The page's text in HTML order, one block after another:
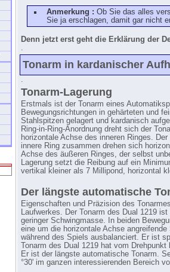
Anmerkung : Ob Sie das alles
Sie ja erschlagen, damit gar nicht
Denn jetzt erst geht die Erklärung der
.
Tonarm in kardanischer
.
Tonarm-Lagerung
Erstmals ist der Tonarm eines
Bewegungsrichtungen in gehärteten und
Stahlspitzen gelagert und kardanisch
Ring-in-Ring-Anordnung dreht sich der
horizontale Achse des inneren Ringes. Der
innere Ring zusammen drehen sich
Achse des äußeren Ringes, der selbst
Lagerung setzt die Reibung auf ein
vertikal kleiner als 7 Millipond, horizontal
Der längste automatische
Eigenschaften und Präzision des
Laufwerkes. Der Tonarm des Dual 1219
geringer Schwingmasse. In beiden
eine um die horizontale Achse
während des Spiels ausbalanciert. Er ist
Tonarm des Dual 1219 hat vom
Er ist der längste automatische Tonarm.
°30' im ganzen interessierenden Bereich